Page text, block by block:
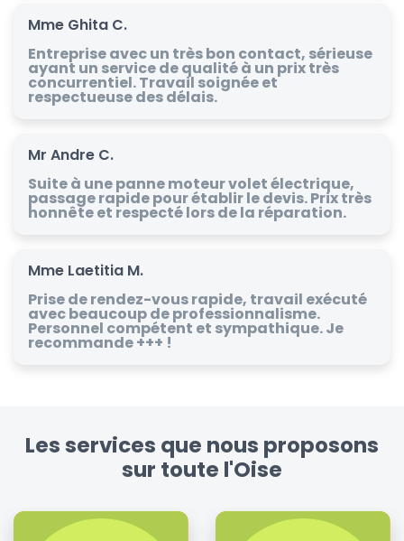
Mme Ghita C.
Entreprise avec un très bon contact, sérieuse
ayant un service de qualité à un prix très
concurrentiel. Travail soignée et
respectueuse des délais.
Mr Andre C.
Suite à une panne moteur volet électrique,
passage rapide pour établir le devis. Prix très
honnête et respecté lors de la réparation.
Mme Laetitia M.
Prise de rendez-vous rapide, travail exécuté
avec beaucoup de professionnalisme.
Personnel compétent et sympathique. Je
recommande +++ !
Les services que nous proposons
sur toute l'Oise